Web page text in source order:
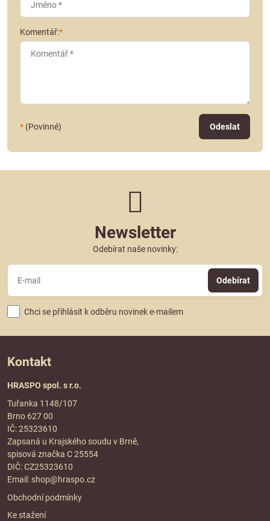
Komentář:*
* (Povinné) Odeslat
Newsletter
Odebírat naše novinky:
Odebírat
Chci se přihlásit k odběru novinek e-mailem
Kontakt
HRASPO spol. s r.o.
Tuřanka 1148/107
Brno 627 00
IČ: 25323610
Zapsaná u Krajského soudu v Brně,
spisová značka C 25554
DIČ: CZ25323610
Email: shop@hraspo.cz
Obchodní podmínky
Ke stažení